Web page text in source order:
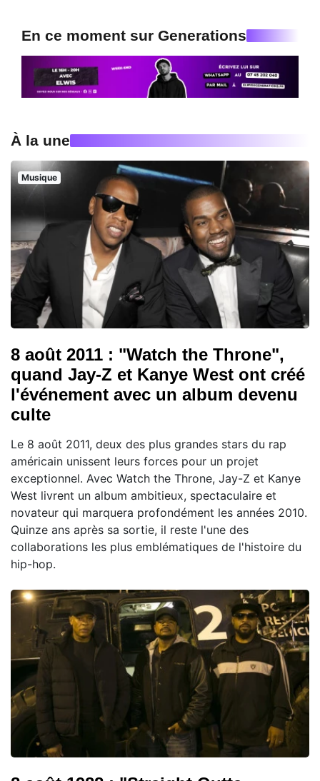
En ce moment sur Generations
À la une
Musique
8 août 2011 : "Watch the Throne",
quand Jay-Z et Kanye West ont créé
l'événement avec un album devenu
culte
Le 8 août 2011, deux des plus grandes stars du rap
américain unissent leurs forces pour un projet
exceptionnel. Avec Watch the Throne, Jay-Z et Kanye
West livrent un album ambitieux, spectaculaire et
novateur qui marquera profondément les années 2010.
Quinze ans après sa sortie, il reste l'une des
collaborations les plus emblématiques de l'histoire du
hip-hop.